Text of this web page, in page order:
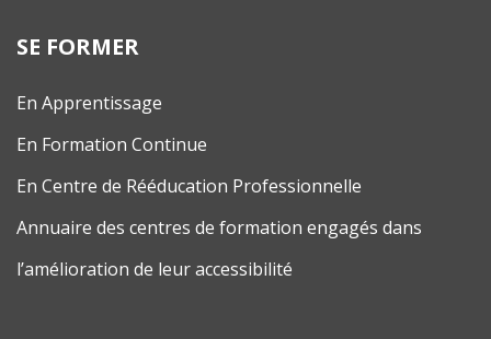
SE FORMER
En Apprentissage
En Formation Continue
En Centre de Rééducation Professionnelle
Annuaire des centres de formation engagés dans
l’amélioration de leur accessibilité